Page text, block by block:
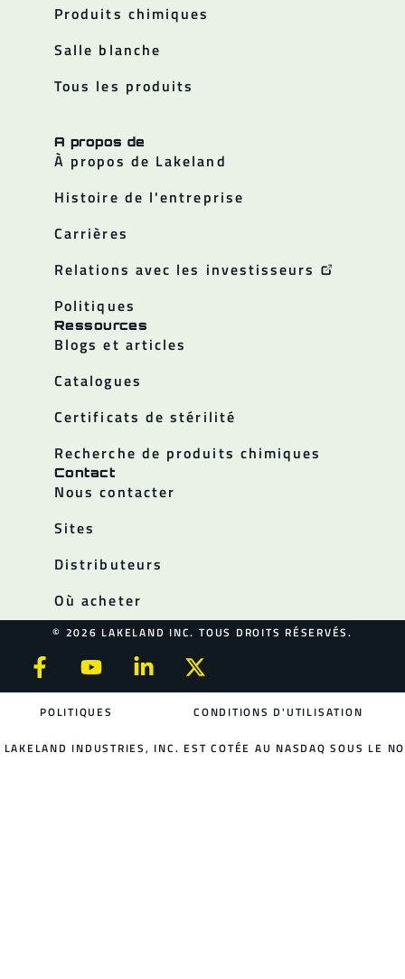
Produits chimiques
Salle blanche
Tous les produits
A propos de
À propos de Lakeland
Histoire de l'entreprise
Carrières
Relations avec les investisseurs
Politiques
Ressources
Blogs et articles
Catalogues
Certificats de stérilité
Recherche de produits chimiques
Contact
Nous contacter
Sites
Distributeurs
Où acheter
© 2026 LAKELAND INC. TOUS DROITS RÉSERVÉS.
POLITIQUES CONDITIONS D'UTILISATION
LAKELAND INDUSTRIES, INC. EST COTÉE AU NASDAQ SOUS LE